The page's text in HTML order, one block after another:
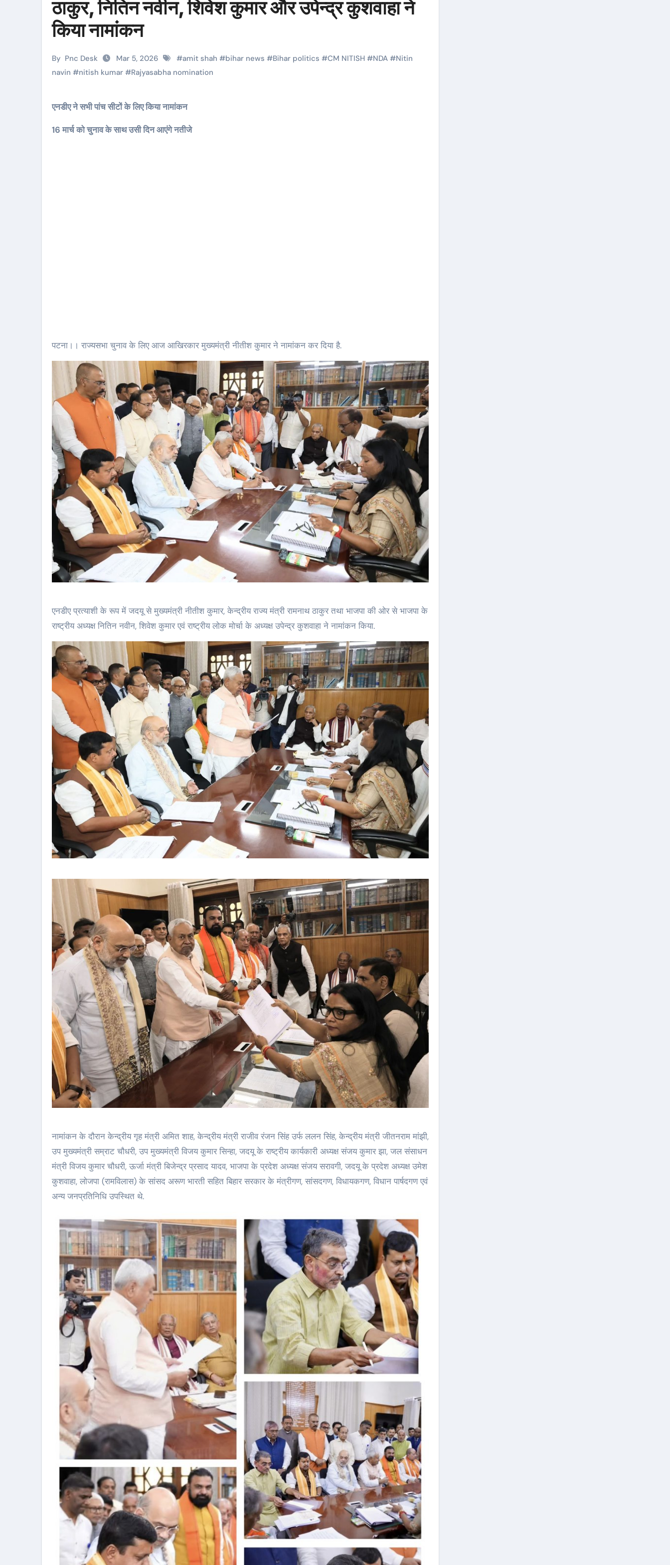
ठाकुर, नितिन नवीन, शिवेश कुमार और उपेन्द्र कुशवाहा ने
किया नामांकन
By Pnc Desk Mar 5, 2026 #amit shah #bihar news #Bihar politics #CM NITISH #NDA #Nitin
navin #nitish kumar #Rajyasabha nomination
एनडीए ने सभी पांच सीटों के लिए किया नामांकन
16 मार्च को चुनाव के साथ उसी दिन आएंगे नतीजे
पटना।। राज्यसभा चुनाव के लिए आज आखिरकार मुख्यमंत्री नीतीश कुमार ने नामांकन कर दिया है.
एनडीए प्रत्याशी के रूप में जदयू से मुख्यमंत्री नीतीश कुमार, केन्द्रीय राज्य मंत्री रामनाथ ठाकुर तथा भाजपा की ओर से भाजपा के
राष्ट्रीय अध्यक्ष नितिन नवीन, शिवेश कुमार एवं राष्ट्रीय लोक मोर्चा के अध्यक्ष उपेन्द्र कुशवाहा ने नामांकन किया.
नामांकन के दौरान केन्द्रीय गृह मंत्री अमित शाह, केन्द्रीय मंत्री राजीव रंजन सिंह उर्फ ललन सिंह, केन्द्रीय मंत्री जीतनराम मांझी,
उप मुख्यमंत्री सम्राट चौधरी, उप मुख्यमंत्री विजय कुमार सिन्हा, जदयू के राष्ट्रीय कार्यकारी अध्यक्ष संजय कुमार झा, जल संसाधन
मंत्री विजय कुमार चौधरी, ऊर्जा मंत्री बिजेन्द्र प्रसाद यादव, भाजपा के प्रदेश अध्यक्ष संजय सरावगी, जदयू के प्रदेश अध्यक्ष उमेश
कुशवाहा, लोजपा (रामविलास) के सांसद अरूण भारती सहित बिहार सरकार के मंत्रीगण, सांसदगण, विधायकगण, विधान पार्षदगण एवं
अन्य जनप्रतिनिधि उपस्थित थे.